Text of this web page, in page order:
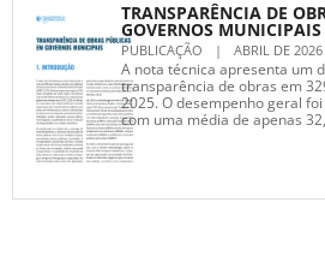
TRANSPARÊNCIA DE
GOVERNOS MUNICIPAIS
PUBLICAÇÃO | ABRIL DE 2026
A nota técnica apresenta um
transparência de obras em
2025. O desempenho geral
com uma média de apenas